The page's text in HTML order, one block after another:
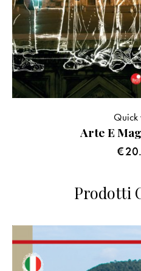
Arte E
€
Quick
Prodotti